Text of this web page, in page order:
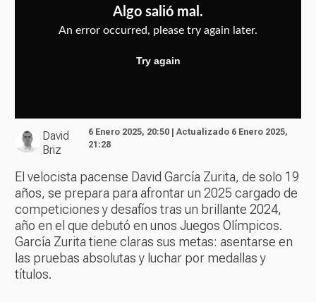
David
Briz
6 Enero 2025, 20:50 | Actualizado 6 Enero 2025,
21:28
El velocista pacense David García Zurita, de solo 19
años, se prepara para afrontar un 2025 cargado de
competiciones y desafíos tras un brillante 2024,
año en el que debutó en unos Juegos Olímpicos.
García Zurita tiene claras sus metas: asentarse en
las pruebas absolutas y luchar por medallas y
títulos.